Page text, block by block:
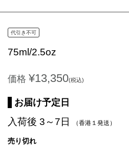
代引き不可
75ml/2.5oz
価格 ¥13,350(税込)
お届け予定日
入荷後 3～7日 （香港１発送）
売り切れ